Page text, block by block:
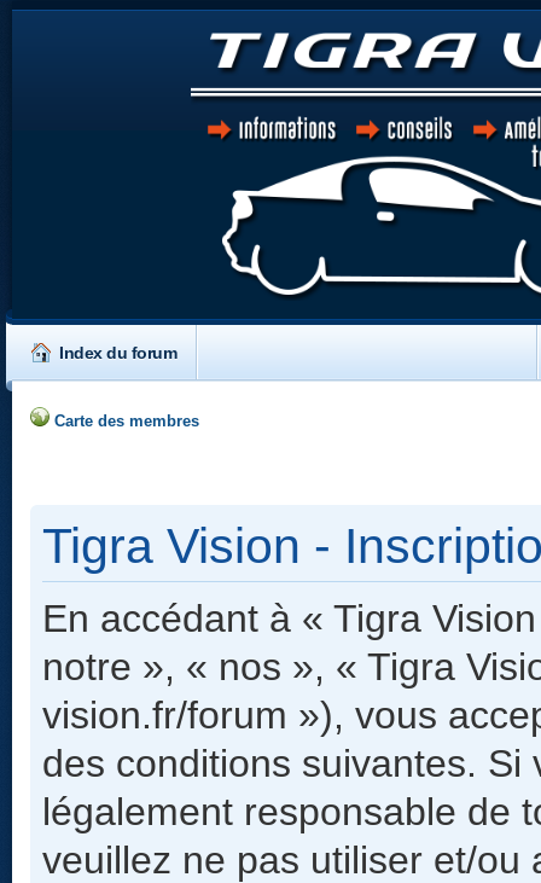
Index du forum
Carte des membres
Tigra Vision -
En accédant à « Tigra
notre », « nos », « Tigra
vision.fr/forum »), vous
des conditions suivantes. Si
légalement responsable de
veuillez ne pas utiliser et/ou